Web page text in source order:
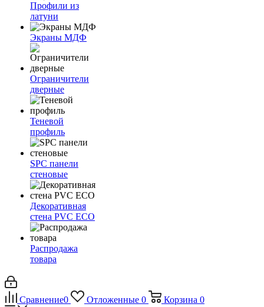
Профили из
латуни
Экраны МДФ
Ограничители
дверные
Теневой
профиль
SPC панели
стеновые
Декоративная
стена PVC ECO
Распродажа
товара
Сравнение0 Отложенные 0 Корзина 0